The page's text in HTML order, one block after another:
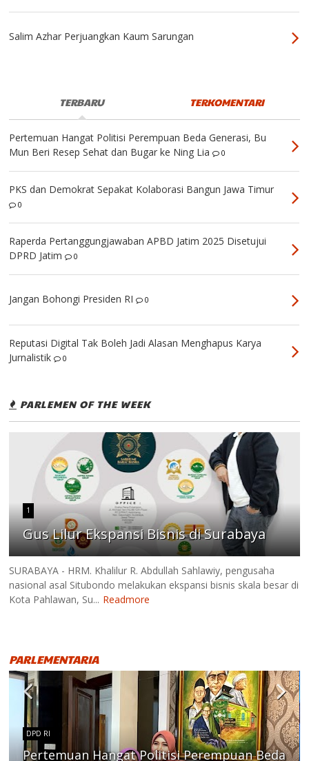
Salim Azhar Perjuangkan Kaum Sarungan
TERBARU TERKOMENTARI
Pertemuan Hangat Politisi Perempuan Beda Generasi, Bu
Mun Beri Resep Sehat dan Bugar ke Ning Lia
0
PKS dan Demokrat Sepakat Kolaborasi Bangun Jawa Timur
0
Raperda Pertanggungjawaban APBD Jatim 2025 Disetujui
DPRD Jatim
0
Jangan Bohongi Presiden RI 0
Reputasi Digital Tak Boleh Jadi Alasan Menghapus Karya
Jurnalistik
0
PARLEMEN OF THE WEEK
1
Gus Lilur Ekspansi Bisnis di Surabaya
SURABAYA - HRM. Khalilur R. Abdullah Sahlawiy, pengusaha
nasional asal Situbondo melakukan ekspansi bisnis skala besar di
Kota Pahlawan, Su... Readmore
PARLEMENTARIA
DPD RI
Pertemuan Hangat Politisi Perempuan Beda